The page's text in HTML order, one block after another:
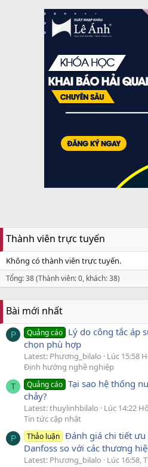
Thành viên trực tuyến
Không có thành viên trực tuyến.
Tổng: 38 (Thành viên: 0, khách: 38)
Bài mới nhất
P Quảng cáo Lý do công tắc áp
chọn phù hợp
Latest: Phương_bilalo
Lúc 15:58
Định hướng nghề nghiệp
T Quảng cáo Tại sao hệ thống
chảy?
Latest: thuylinhbilalo
Lúc 14:22
Tin tức cập nhật
P Thảo luận Đánh giá chi tiết ưu
Danfoss so với các thương
Latest: Phương_bilalo
Lúc 16:58,